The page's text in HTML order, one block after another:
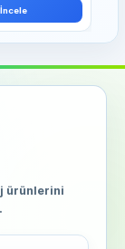
İncele
ürünlerini